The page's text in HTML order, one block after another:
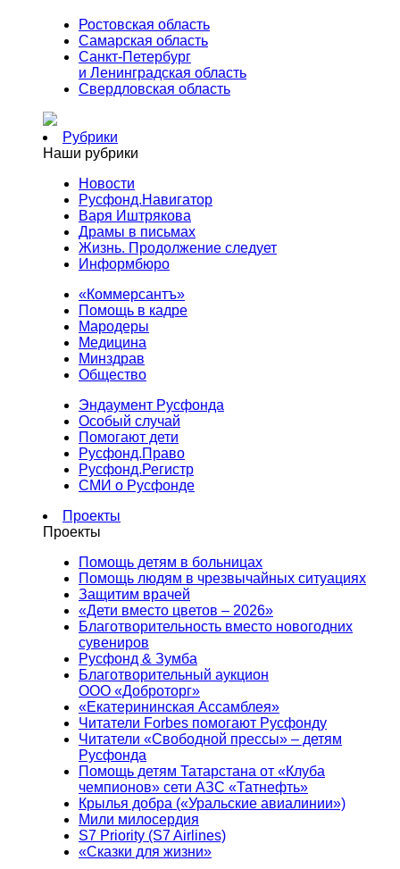
Ростовская область
Самарская область
Санкт-Петербург
и Ленинградская область
Свердловская область
Рубрики
Наши рубрики
Новости
Русфонд.Навигатор
Варя Иштрякова
Драмы в письмах
Жизнь. Продолжение следует
Информбюро
«Коммерсантъ»
Помощь в кадре
Мародеры
Медицина
Минздрав
Общество
Эндаумент Русфонда
Особый случай
Помогают дети
Русфонд.Право
Русфонд.Регистр
СМИ о Русфонде
Проекты
Проекты
Помощь детям в больницах
Помощь людям в чрезвычайных ситуациях
Защитим врачей
«Дети вместо цветов – 2026»
Благотворительность вместо новогодних
сувениров
Русфонд & Зумба
Благотворительный аукцион
ООО «Доброторг»
«Екатерининская Ассамблея»
Читатели Forbes помогают Русфонду
Читатели «Свободной прессы» – детям
Русфонда
Помощь детям Татарстана от «Клуба
чемпионов» сети АЗС «Татнефть»
Крылья добра («Уральские авиалинии»)
Мили милосердия
S7 Priority (S7 Airlines)
«Сказки для жизни»